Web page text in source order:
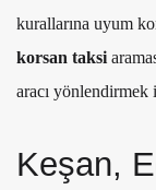
kurallarına uyum
korsan taksi
aracı yönlendirmek
Keşan,